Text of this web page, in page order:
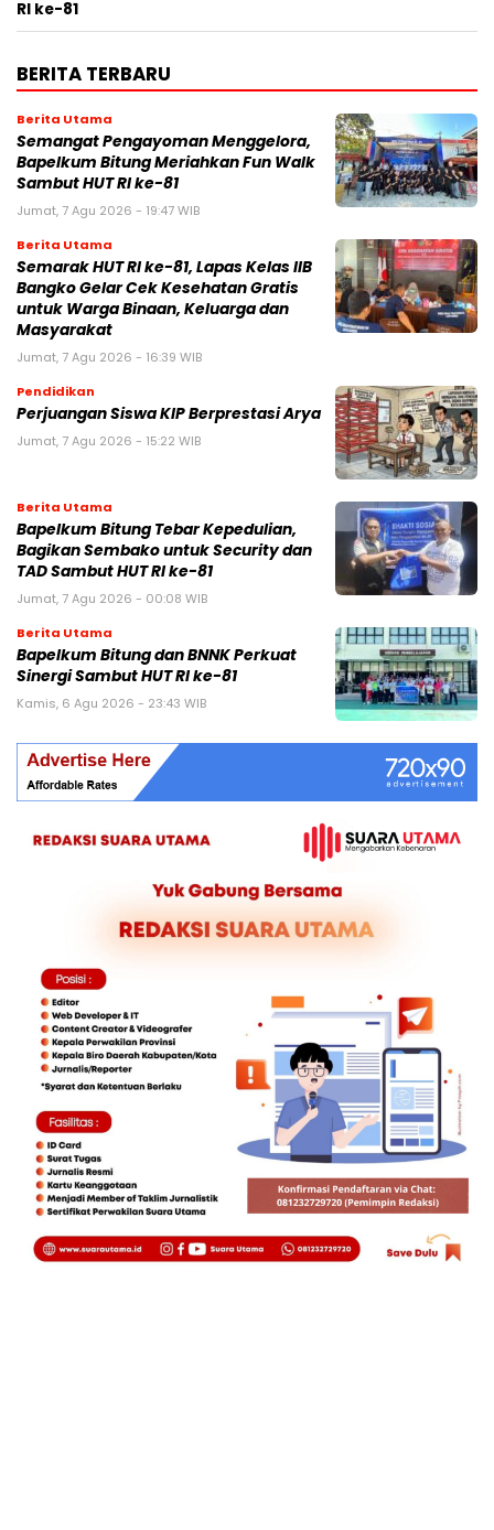
RI ke-81
BERITA TERBARU
Berita Utama
Semangat Pengayoman Menggelora,
Bapelkum Bitung Meriahkan Fun Walk
Sambut HUT RI ke-81
Jumat, 7 Agu 2026 - 19:47 WIB
Berita Utama
Semarak HUT RI ke-81, Lapas Kelas IIB
Bangko Gelar Cek Kesehatan Gratis
untuk Warga Binaan, Keluarga dan
Masyarakat
Jumat, 7 Agu 2026 - 16:39 WIB
Pendidikan
Perjuangan Siswa KIP Berprestasi Arya
Jumat, 7 Agu 2026 - 15:22 WIB
Berita Utama
Bapelkum Bitung Tebar Kepedulian,
Bagikan Sembako untuk Security dan
TAD Sambut HUT RI ke-81
Jumat, 7 Agu 2026 - 00:08 WIB
Berita Utama
Bapelkum Bitung dan BNNK Perkuat
Sinergi Sambut HUT RI ke-81
Kamis, 6 Agu 2026 - 23:43 WIB